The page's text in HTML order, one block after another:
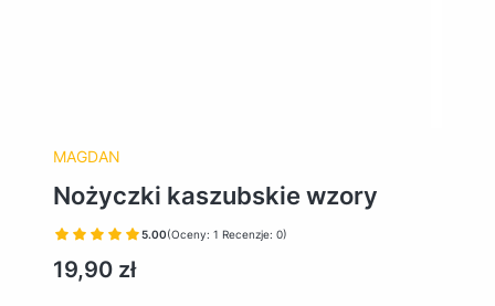
MAGDAN
Nożyczki kaszubskie wzory
5.00(Oceny: 1 Recenzje: 0)
Cena
19,90 zł